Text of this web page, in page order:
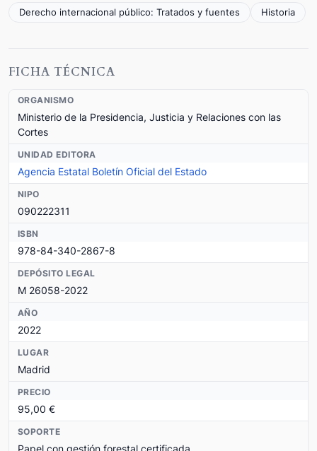
Derecho internacional público: Tratados y fuentes
Historia
FICHA TÉCNICA
ORGANISMO
Ministerio de la Presidencia, Justicia y Relaciones con las
Cortes
UNIDAD EDITORA
Agencia Estatal Boletín Oficial del Estado
NIPO
090222311
ISBN
978-84-340-2867-8
DEPÓSITO LEGAL
M 26058-2022
AÑO
2022
LUGAR
Madrid
PRECIO
95,00 €
SOPORTE
Papel con gestión forestal certificada